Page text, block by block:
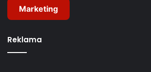
Marketing
Reklama